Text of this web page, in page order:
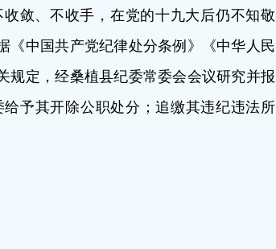
敛、不收手，在党的十九大后仍不知敬
《中国共产党纪律处分条例》《中华人民
规定，经桑植县纪委常委会会议研究并报
予其开除公职处分；追缴其违纪违法所